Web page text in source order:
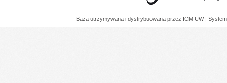
Baza utrzymywana i dystrybuowana przez ICM UW |